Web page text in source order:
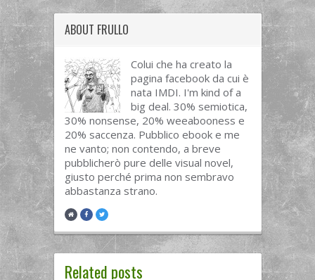
ABOUT FRULLO
Colui che ha creato la
pagina facebook da cui è
nata IMDI. I'm kind of a
big deal. 30% semiotica,
30% nonsense, 20% weeabooness e
20% saccenza. Pubblico ebook e me
ne vanto; non contendo, a breve
pubblicherò pure delle visual novel,
giusto perché prima non sembravo
abbastanza strano.
Related posts